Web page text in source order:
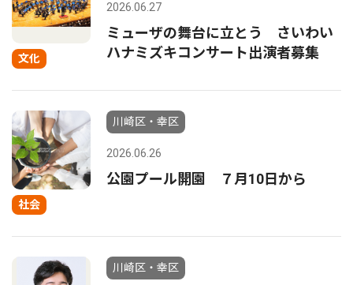
文化
2026.06.27
ミューザの舞台に立とう さいわい
ハナミズキコンサート出演者募集
社会
川崎区・幸区
2026.06.26
公園プール開園 ７月10日から
川崎区・幸区